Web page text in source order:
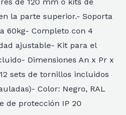
la parte superior.- Soporta
60kg- Completo con 4
ajustable- Kit para el
Dimensiones An x Pr x
sets de tornillos incluidos
Color: Negro, RAL
de protección IP 20